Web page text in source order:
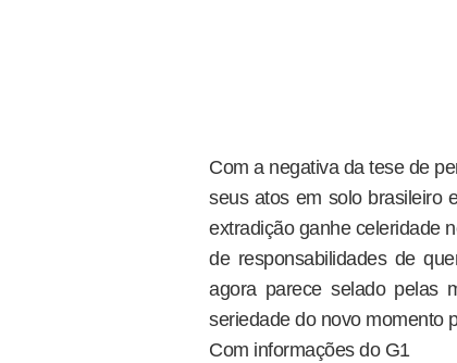
Com a negativa da tese de
seus atos em solo brasileiro
extradição ganhe celeridade
de responsabilidades de
agora parece selado pelas
seriedade do novo momento
Com informações do G1